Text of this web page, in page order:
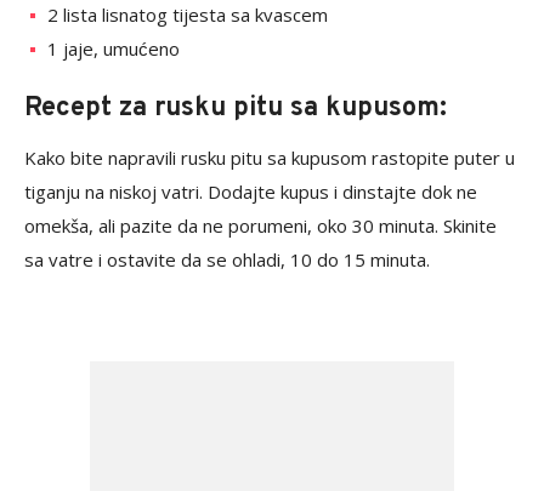
2 lista lisnatog tijesta sa kvascem
1 jaje, umućeno
Recept za rusku pitu sa kupusom:
Kako bite napravili rusku pitu sa kupusom rastopite puter u
tiganju na niskoj vatri. Dodajte kupus i dinstajte dok ne
omekša, ali pazite da ne porumeni, oko 30 minuta. Skinite
sa vatre i ostavite da se ohladi, 10 do 15 minuta.